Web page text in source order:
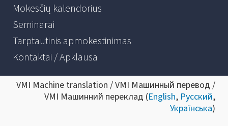
Mokesčių kalendorius
Seminarai
Tarptautinis apmokestinimas
Kontaktai / Apklausa
VMI Machine translation / VMI Машинный перевод /
VMI Машинний переклад (English, Русский,
Українська)